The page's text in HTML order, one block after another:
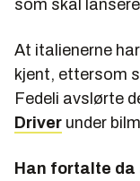
som skal
At italienerne
kjent, ettersom
Fedeli avslørte
Driver under
Han fortalte